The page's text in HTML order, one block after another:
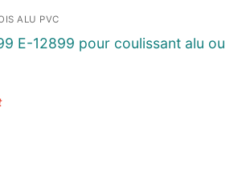
ALU PVC
E-12899 pour coulissant alu ou